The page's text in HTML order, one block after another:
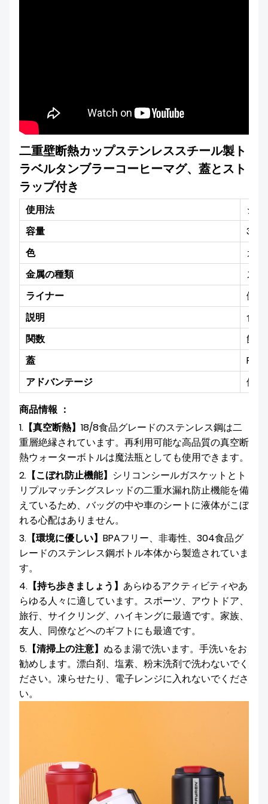
二重壁断熱カップステンレススチール製ト
ラベルタンブラーコーヒーマグ、蓋とスト
ラップ付き
使用法
ジ
容量
色
カ
金属の種類
ス
ライナー
健
説明
食
関数
飲
蓋
PP
アドバンテージ
優
商品情報 ：
1. 【真空断熱】 18/8食品グレードのステンレス鋼は二
重層絶縁されています。再利用可能な高品質の真空断
熱ウォーターボトルは魔法瓶としても使用できます。
2. 【こぼれ防止機能】 シリコンシールガスケットとト
リプルマッチングスレッドの二重水漏れ防止機能を備
えているため、バッグの中や車のシートに液体がこぼ
れる心配はありません。
3. 【環境に優しい】 BPAフリー、非毒性、304食品グ
レードのステンレス鋼ボトル本体から製造されていま
す。
4. 【持ち歩きましょう】 あらゆるアクティビティやあ
らゆる人々に適しています。スポーツ、アウトドア、
旅行、サイクリング、ハイキングに最適です。家族、
友人、同僚などへのギフトにも最適です。
5. 【清掃上の注意】 ぬるま湯で洗います。手洗いをお
勧めします。漂白剤、塩素、粉末洗剤で洗わないでく
ださい。凍らせたり、電子レンジに入れないでくださ
い。